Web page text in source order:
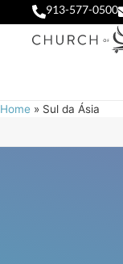
913-577-0500
Home » Sul da Ásia